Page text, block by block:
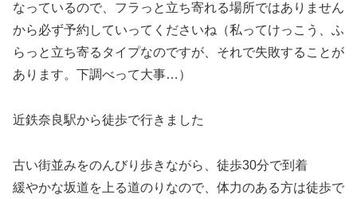
なっているので、フラっと立ち寄れる場所ではありません
から必ず予約していってくださいね（私ってけっこう、ふ
らっと立ち寄るタイプなのですが、それで失敗することが
あります。下調べって大事…）
近鉄奈良駅から徒歩で行きました
古い街並みをのんびり歩きながら、徒歩30分で到着
緩やかな坂道を上る道のりなので、体力のある方は徒歩で